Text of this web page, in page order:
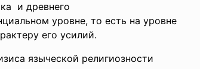
и древнего
уровне, то есть на уровне
его усилий.
языческой религиозности